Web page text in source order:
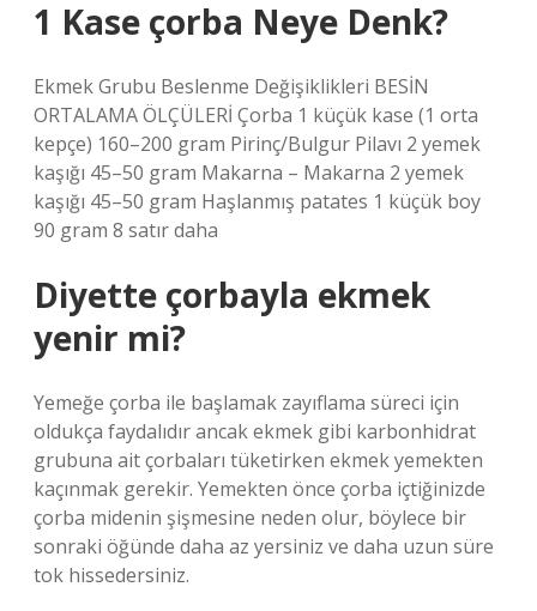
1 Kase çorba Neye Denk?
Ekmek Grubu Beslenme Değişiklikleri BESİN
ORTALAMA ÖLÇÜLERİ Çorba 1 küçük kase (1 orta
kepçe) 160–200 gram Pirinç/Bulgur Pilavı 2 yemek
kaşığı 45–50 gram Makarna – Makarna 2 yemek
kaşığı 45–50 gram Haşlanmış patates 1 küçük boy
90 gram 8 satır daha
Diyette çorbayla ekmek
yenir mi?
Yemeğe çorba ile başlamak zayıflama süreci için
oldukça faydalıdır ancak ekmek gibi karbonhidrat
grubuna ait çorbaları tüketirken ekmek yemekten
kaçınmak gerekir. Yemekten önce çorba içtiğinizde
çorba midenin şişmesine neden olur, böylece bir
sonraki öğünde daha az yersiniz ve daha uzun süre
tok hissedersiniz.